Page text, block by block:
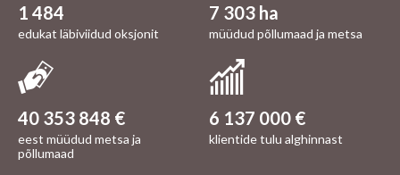
1 484
edukat läbiviidud oksjonit
7 303 ha
müüdud põllumaad ja metsa
40 353 848 €
eest müüdud metsa ja
põllumaad
6 137 000 €
klientide tulu alghinnast